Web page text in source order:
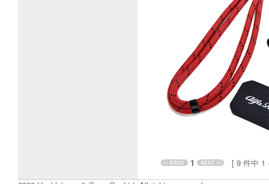
1
[ 9 件中 1